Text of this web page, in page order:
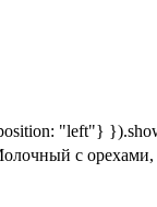
"left"}
с орехами,